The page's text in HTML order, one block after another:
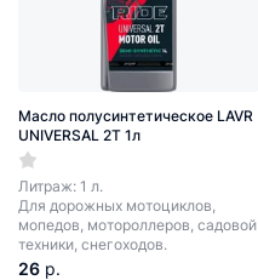
Масло полусинтетическое LAVR
UNIVERSAL 2T 1л
Литраж: 1 л.
Для дорожных мотоциклов,
мопедов, мотороллеров, садовой
техники, снегоходов.
26 р.